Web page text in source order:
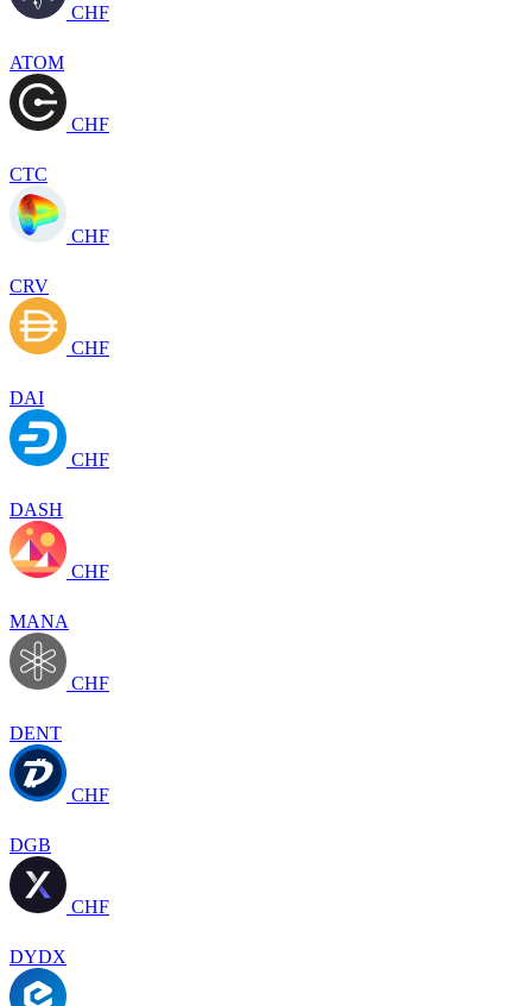
CHF
ATOM
CHF
CTC
CHF
CRV
CHF
DAI
CHF
DASH
CHF
MANA
CHF
DENT
CHF
DGB
CHF
DYDX